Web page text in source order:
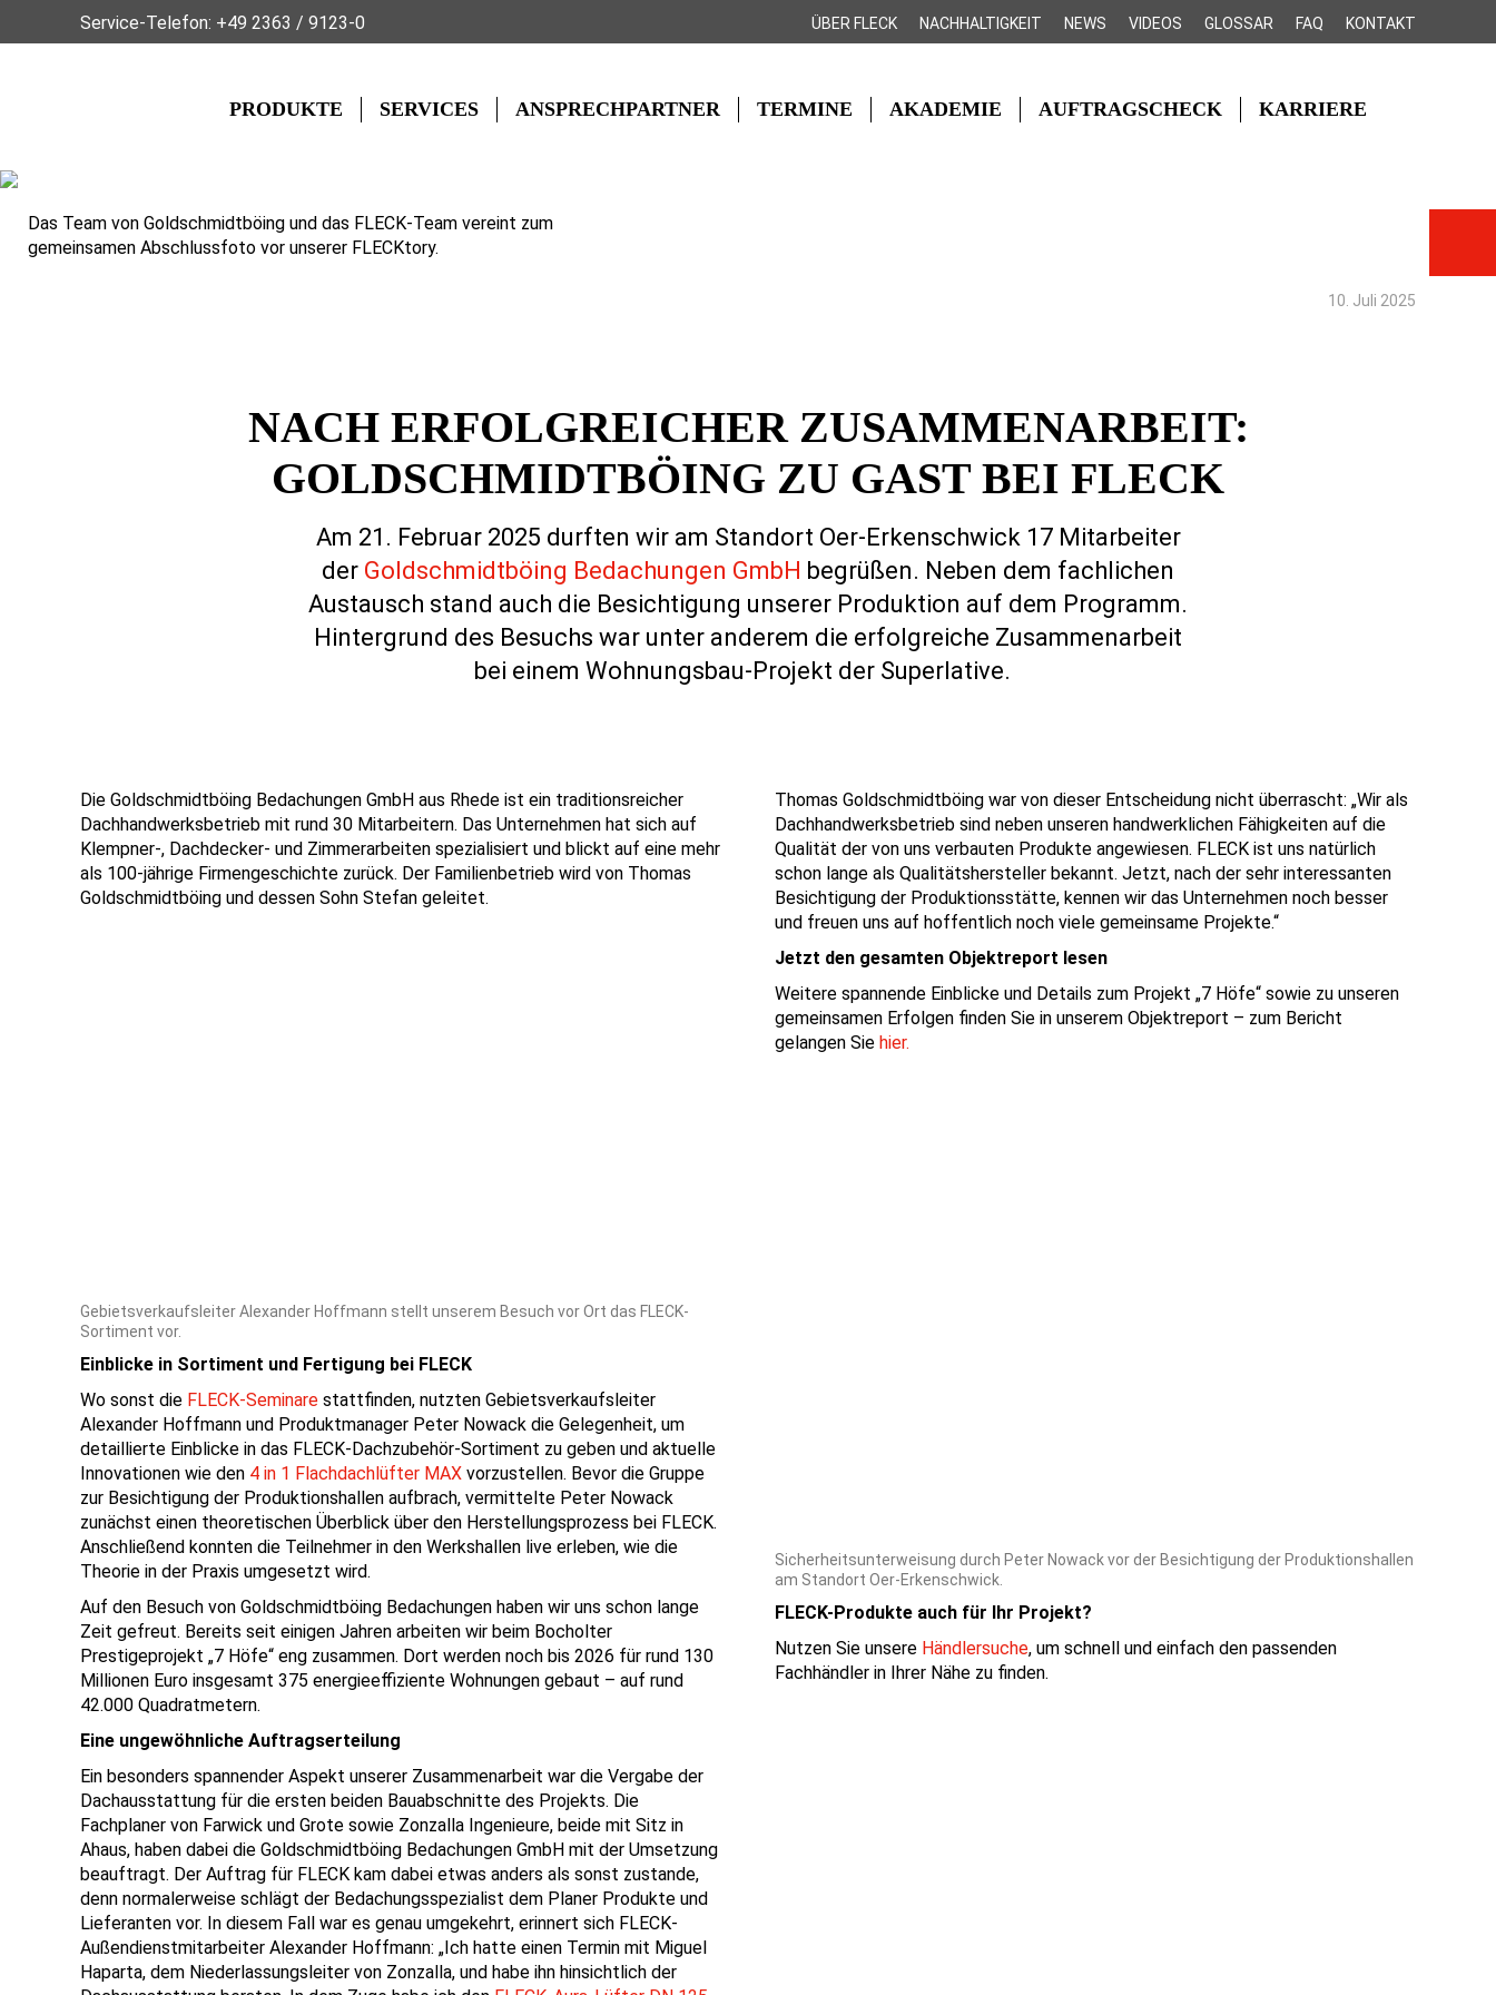
Service-Telefon: +49 2363 / 9123-0 ÜBER FLECK NACHHALTIGKEIT NEWS VIDEOS GLOSSAR FAQ KONTAKT
PRODUKTE SERVICES ANSPRECHPARTNER TERMINE AKADEMIE AUFTRAGSCHECK KARRIERE
Das Team von Goldschmidtböing und das FLECK-Team vereint zum
gemeinsamen Abschlussfoto vor unserer FLECKtory.
10. Juli 2025
NACH ERFOLGREICHER ZUSAMMENARBEIT:
GOLDSCHMIDTBÖING ZU GAST BEI FLECK
Am 21. Februar 2025 durften wir am Standort Oer-Erkenschwick 17 Mitarbeiter
der Goldschmidtböing Bedachungen GmbH begrüßen. Neben dem fachlichen
Austausch stand auch die Besichtigung unserer Produktion auf dem Programm.
Hintergrund des Besuchs war unter anderem die erfolgreiche Zusammenarbeit
bei einem Wohnungsbau-Projekt der Superlative.
Die Goldschmidtböing Bedachungen GmbH aus Rhede ist ein traditionsreicher
Dachhandwerksbetrieb mit rund 30 Mitarbeitern. Das Unternehmen hat sich auf
Klempner-, Dachdecker- und Zimmerarbeiten spezialisiert und blickt auf eine mehr
als 100-jährige Firmengeschichte zurück. Der Familienbetrieb wird von Thomas
Goldschmidtböing und dessen Sohn Stefan geleitet.
Gebietsverkaufsleiter Alexander Hoffmann stellt unserem Besuch vor Ort das FLECK-
Sortiment vor.
Einblicke in Sortiment und Fertigung bei FLECK
Wo sonst die FLECK-Seminare stattfinden, nutzten Gebietsverkaufsleiter
Alexander Hoffmann und Produktmanager Peter Nowack die Gelegenheit, um
detaillierte Einblicke in das FLECK-Dachzubehör-Sortiment zu geben und aktuelle
Innovationen wie den 4 in 1 Flachdachlüfter MAX vorzustellen. Bevor die Gruppe
zur Besichtigung der Produktionshallen aufbrach, vermittelte Peter Nowack
zunächst einen theoretischen Überblick über den Herstellungsprozess bei FLECK.
Anschließend konnten die Teilnehmer in den Werkshallen live erleben, wie die
Theorie in der Praxis umgesetzt wird.
Auf den Besuch von Goldschmidtböing Bedachungen haben wir uns schon lange
Zeit gefreut. Bereits seit einigen Jahren arbeiten wir beim Bocholter
Prestigeprojekt „7 Höfe“ eng zusammen. Dort werden noch bis 2026 für rund 130
Millionen Euro insgesamt 375 energieeffiziente Wohnungen gebaut – auf rund
42.000 Quadratmetern.
Eine ungewöhnliche Auftragserteilung
Ein besonders spannender Aspekt unserer Zusammenarbeit war die Vergabe der
Dachausstattung für die ersten beiden Bauabschnitte des Projekts. Die
Fachplaner von Farwick und Grote sowie Zonzalla Ingenieure, beide mit Sitz in
Ahaus, haben dabei die Goldschmidtböing Bedachungen GmbH mit der Umsetzung
beauftragt. Der Auftrag für FLECK kam dabei etwas anders als sonst zustande,
denn normalerweise schlägt der Bedachungsspezialist dem Planer Produkte und
Lieferanten vor. In diesem Fall war es genau umgekehrt, erinnert sich FLECK-
Außendienstmitarbeiter Alexander Hoffmann: „Ich hatte einen Termin mit Miguel
Haparta, dem Niederlassungsleiter von Zonzalla, und habe ihn hinsichtlich der
Thomas Goldschmidtböing war von dieser Entscheidung nicht überrascht: „Wir als
Dachhandwerksbetrieb sind neben unseren handwerklichen Fähigkeiten auf die
Qualität der von uns verbauten Produkte angewiesen. FLECK ist uns natürlich
schon lange als Qualitätshersteller bekannt. Jetzt, nach der sehr interessanten
Besichtigung der Produktionsstätte, kennen wir das Unternehmen noch besser
und freuen uns auf hoffentlich noch viele gemeinsame Projekte.“
Jetzt den gesamten Objektreport lesen
Weitere spannende Einblicke und Details zum Projekt „7 Höfe“ sowie zu unseren
gemeinsamen Erfolgen finden Sie in unserem Objektreport – zum Bericht
gelangen Sie hier.
Sicherheitsunterweisung durch Peter Nowack vor der Besichtigung der Produktionshallen
am Standort Oer-Erkenschwick.
FLECK-Produkte auch für Ihr Projekt?
Nutzen Sie unsere Händlersuche, um schnell und einfach den passenden
Fachhändler in Ihrer Nähe zu finden.